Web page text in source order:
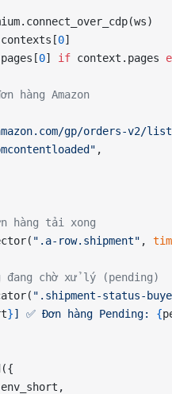
0]
0] if context.pages
hàng Amazon
gp/orders-v2/
,
hàng tải xong
".a-row.shipment" ,
đang chờ xử lý (pending)
".shipment-status-
}] ✅ Đơn hàng Pending: {